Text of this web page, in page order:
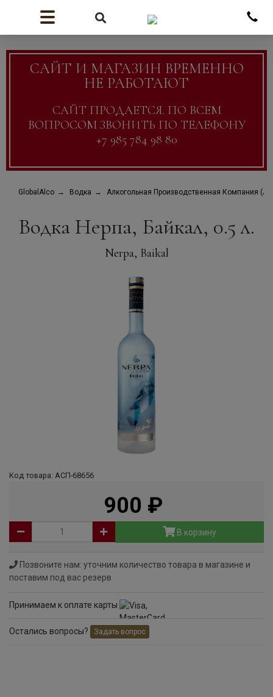
САЙТ И МАГАЗИН ВРЕМЕННО
НЕ РАБОТАЮТ
САЙТ ПРОДАЕТСЯ. ПО ВСЕМ
ВОПРОСОМ ЗВОНИТЬ ПО ТЕЛЕФОНУ
+7 985 784 98 80
GlobalAlco Водка Алкогольная Производственная Компания
Водка Нерпа, Байкал, 0.5 л.
Nerpa, Baikal
Код товара: АСП-68656
900
В корзину
Позвоните нам: уточним количество товара в магазине и
поставим под вас резерв
Принимаем к оплате карты
Остались вопросы? Задать вопрос